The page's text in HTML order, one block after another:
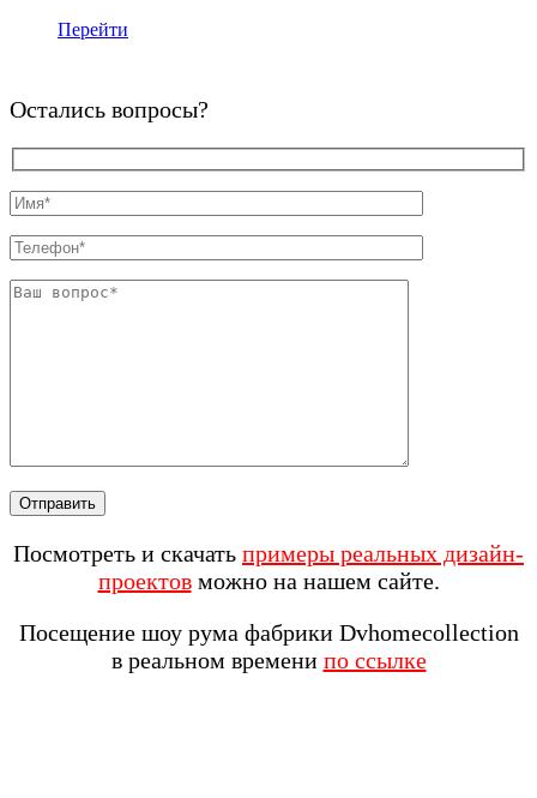
Перейти
Остались вопросы?
Посмотреть и скачать примеры реальных дизайн-
проектовможно на нашем сайте.
Посещение шоу рума фабрики Dvhomecollection
в реальном времени по ссылке